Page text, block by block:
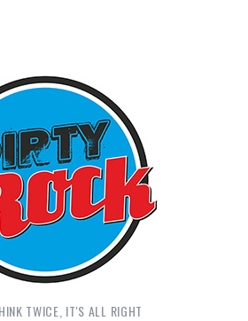
TWICE, IT'S ALL RIGHT